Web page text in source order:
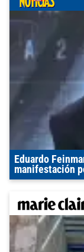
Eduardo
manifestación